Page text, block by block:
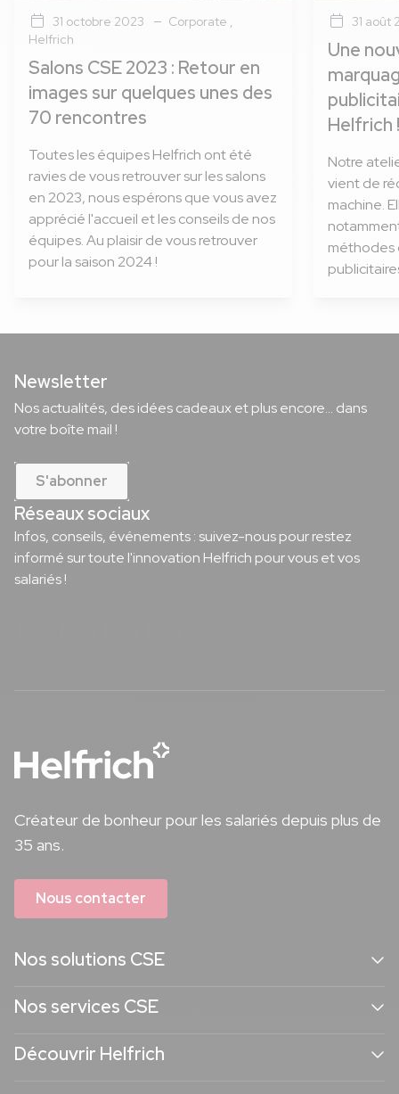
31 octobre 2023 Corporate ,
Helfrich
Salons CSE 2023 : Retour en
images sur quelques unes des
70 rencontres
Toutes les équipes Helfrich ont été
ravies de vous retrouver sur les salons
en 2023, nous espérons que vous avez
apprécié l'accueil et les conseils de nos
équipes. Au plaisir de vous retrouver
pour la saison 2024 !
31 août
Une
Helfrich !
Notre
vient de
machine.
méthodes
Newsletter
Nos actualités, des idées cadeaux et plus encore... dans
votre boîte mail !
S'abonner
Réseaux sociaux
Infos, conseils, événements : suivez-nous pour restez
informé sur toute l'innovation Helfrich pour vous et vos
salariés !
Créateur de bonheur pour les salariés depuis plus de
35 ans.
Nous contacter
Nos solutions CSE
Nos services CSE
Découvrir Helfrich